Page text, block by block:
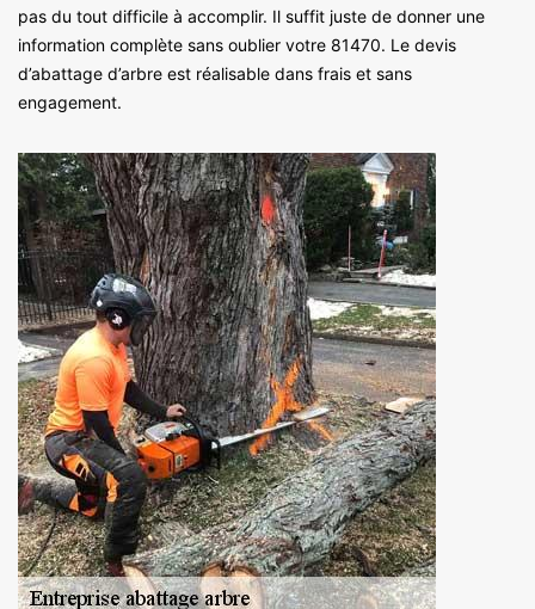
pas du tout difficile à accomplir. Il suffit juste de donner une
information complète sans oublier votre 81470. Le devis
d’abattage d’arbre est réalisable dans frais et sans
engagement.